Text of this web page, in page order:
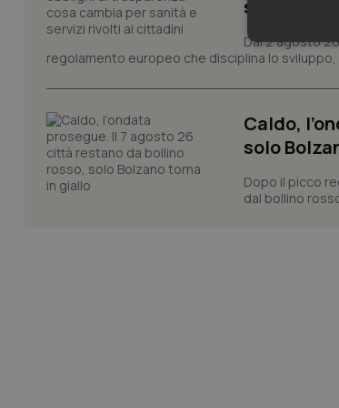
servizi
Dal 2 agosto
regolamento europeo che disciplina lo sviluppo,
Caldo,
solo
Dopo il picco
dal bollino I